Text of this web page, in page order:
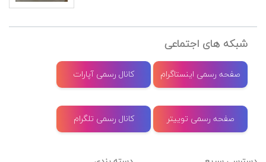
شبکه های اجتماعی
صفحه رسمی اینستاگرام کانال رسمی آپارات
صفحه رسمی توییتر کانال رسمی تلگرام